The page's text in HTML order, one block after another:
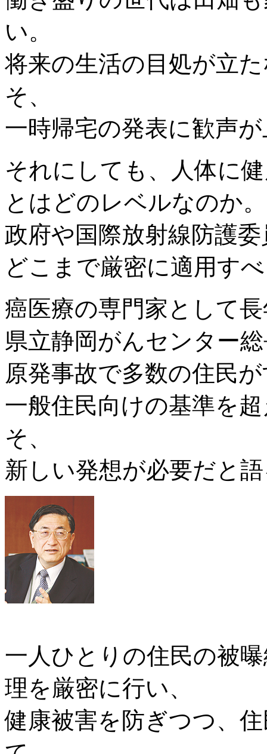
い。
将来の生活の目処が立
そ、
一時帰宅の発表に歓声
それにしても、人体に
とはどのレベルなのか。
政府や国際放射線防護
どこまで厳密に適用す
癌医療の専門家として
県立静岡がんセンター
原発事故で多数の住民
一般住民向けの基準を
そ、
新しい発想が必要だと
一人ひとりの住民の被
理を厳密に行い、
健康被害を防ぎつつ、